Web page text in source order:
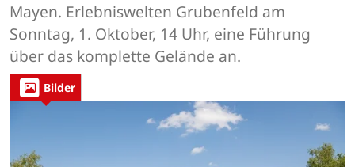
Mayen. Erlebniswelten Grubenfeld am
Sonntag, 1. Oktober, 14 Uhr, eine Führung
über das komplette Gelände an.
Bilder